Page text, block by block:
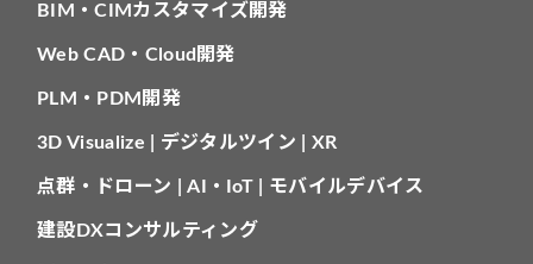
BIM・CIMカスタマイズ開発
Web CAD・Cloud開発
PLM・PDM開発
3D Visualize | デジタルツイン | XR
点群・ドローン | AI・IoT | モバイルデバイス
建設DXコンサルティング